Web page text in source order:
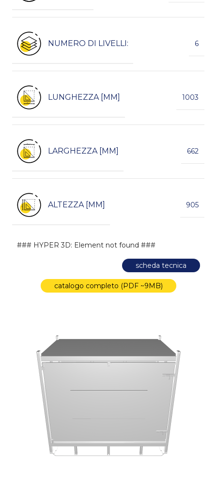
NUMERO DI LIVELLI: 6
LUNGHEZZA [MM] 1003
LARGHEZZA [MM] 662
ALTEZZA [MM] 905
### HYPER 3D: Element not found ###
scheda tecnica
catalogo completo (PDF ~9MB)